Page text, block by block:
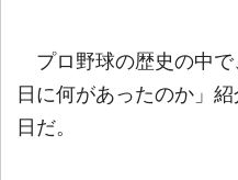
プロ野球の歴史の中で
日に何があったのか」
日だ。